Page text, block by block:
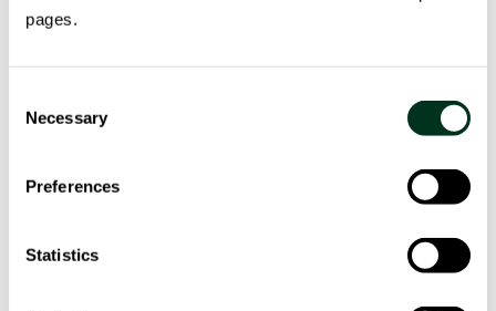
pages.
Selection
Necessary
Preferences
Statistics
MOMOTEC
modelli di mobilità intelligente, sostenibile e inclusiva.